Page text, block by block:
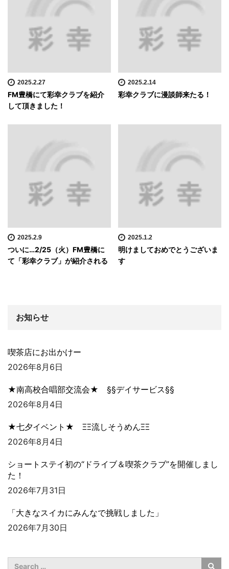
2025.2.27
FM豊橋にて彩幸クラブを紹介
して頂きました！
2025.2.14
彩幸クラブに漫談師来たる！
2025.2.9
ついに…2/25（火）FM豊橋に
て「彩幸クラブ」が紹介される
2025.1.2
明けましておめでとうございま
す
お知らせ
喫茶店にお出かけー
2026年8月6日
★南高校合唱部交流会★ §§デイサービス§§
2026年8月4日
★七夕イベント★ ΞΞ流しそうめんΞΞ
2026年8月4日
ショートステイ初の“ドライブ＆喫茶クラブ”を開催しまし
た！
2026年7月31日
「大きなスイカにみんなで挑戦しました」
2026年7月30日